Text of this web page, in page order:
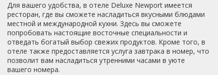
Для вашего удобства, в отеле Deluxe Newport имеется
ресторан, где вы сможете насладиться вкусными блюдами
местной и международной кухни. Здесь вы сможете
попробовать настоящие восточные специальности и
отведать богатый выбор свежих продуктов. Кроме того, в
отеле также предоставляется услуга завтрака в номер, что
позволит вам насладиться утренними часами в уюте
вашего номера.